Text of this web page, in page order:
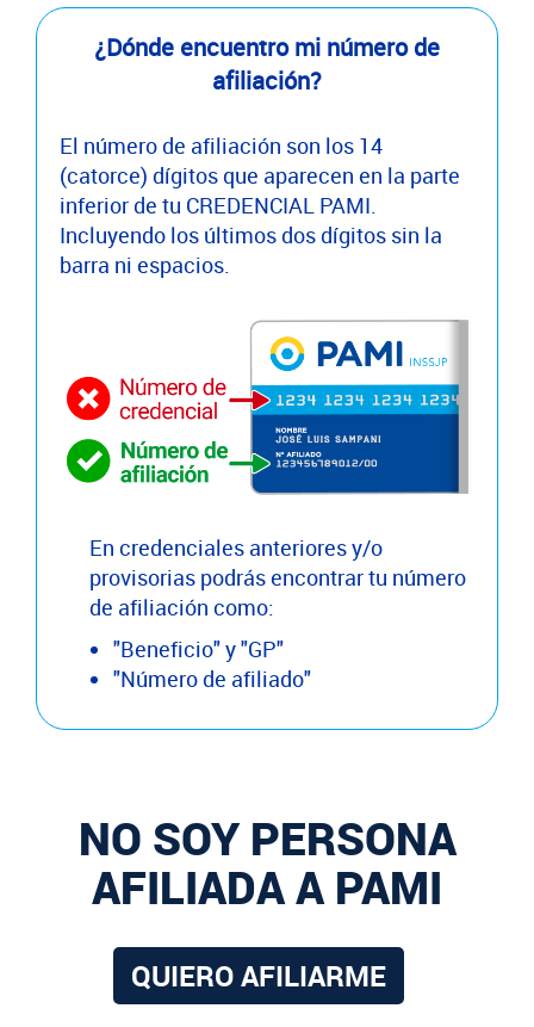
¿Dónde encuentro mi número de
afiliación?
El número de afiliación son los 14
(catorce) dígitos que aparecen en la parte
inferior de tu CREDENCIAL PAMI.
Incluyendo los últimos dos dígitos sin la
barra ni espacios.
En credenciales anteriores y/o
provisorias podrás encontrar tu número
de afiliación como:
"Beneficio" y "GP"
"Número de afiliado"
NO SOY PERSONA
AFILIADA A PAMI
QUIERO AFILIARME